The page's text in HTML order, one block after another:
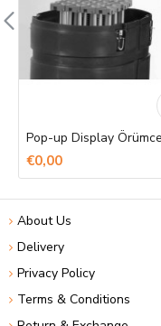
€0,00
About Us
Delivery
Privacy Policy
Terms & Conditions